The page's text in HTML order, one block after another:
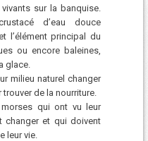
sur la banquise.
d’eau douce
l’élément principal du
ou encore baleines,
glace.
milieu naturel changer
de la nourriture.
qui ont vu leur
changer et qui doivent
leur vie.